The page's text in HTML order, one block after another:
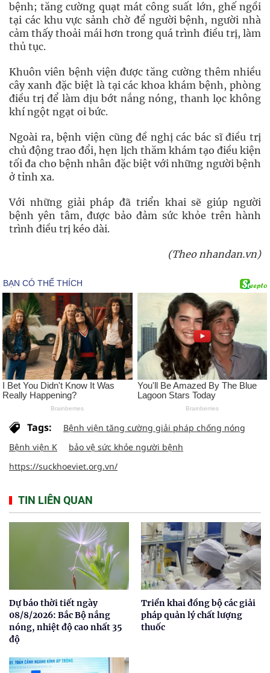
bệnh; tăng cường quạt mát công suất lớn, ghế ngồi
tại các khu vực sảnh chờ để người bệnh, người nhà
cảm thấy thoải mái hơn trong quá trình điều trị, làm
thủ tục.
Khuôn viên bệnh viện được tăng cường thêm nhiều
cây xanh đặc biệt là tại các khoa khám bệnh, phòng
điều trị để làm dịu bớt nắng nóng, thanh lọc không
khí ngột ngạt oi bức.
Ngoài ra, bệnh viện cũng đề nghị các bác sĩ điều trị
chủ động trao đổi, hẹn lịch thăm khám tạo điều kiện
tối đa cho bệnh nhân đặc biệt với những người bệnh
ở tỉnh xa.
Với những giải pháp đã triển khai sẽ giúp người
bệnh yên tâm, được bảo đảm sức khỏe trên hành
trình điều trị kéo dài.
(Theo nhandan.vn)
Tags:
Bệnh viện tăng cường giải pháp chống nóng
Bệnh viện K
bảo vệ sức khỏe người bệnh
https://suckhoeviet.org.vn/
TIN LIÊN QUAN
Dự báo thời tiết ngày
08/8/2026: Bắc Bộ nắng
nóng, nhiệt độ cao nhất 35
độ
Triển khai đồng bộ các giải
pháp quản lý chất lượng
thuốc